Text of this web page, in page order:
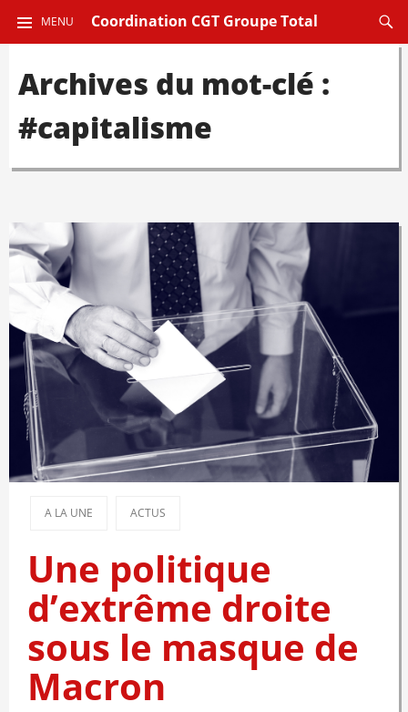
Coordination CGT Groupe Total
MENU
AU
PRINCIPAL
Archives du mot-clé :
#capitalisme
A LA UNE ACTUS
Une politique
d’extrême droite
sous le masque de
Macron